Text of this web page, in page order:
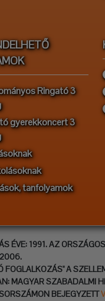
Ringató 3
gyerekkoncert 3
tanfolyamok
ÉVE: 1991. AZ
2006.
FOGLALKOZÁS" A
MAGYAR SZABADALMI
BEJEGYZETT